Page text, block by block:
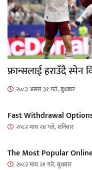
फ्रान्सलाई हराउँदै स्पेन
२०८३ असार ३१ गते, बुधबार
Fast Withdrawal
२०८२ माघ २४ गते, शनिबार
The Most Popular
२०८२ माघ २१ गते, बुधबार